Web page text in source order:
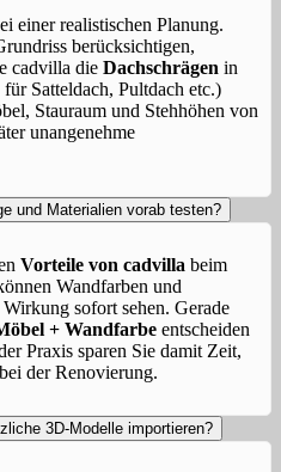
einer realistischen Planung.
berücksichtigen,
cadvilla die Dachschrägen in
Satteldach, Pultdach etc.)
Stauraum und Stehhöhen von
unangenehme
und Materialien vorab testen?
Vorteile von cadvilla beim
Wandfarben und
sofort sehen. Gerade
+ Wandfarbe entscheiden
Praxis sparen Sie damit Zeit,
der Renovierung.
3D‑Modelle importieren?